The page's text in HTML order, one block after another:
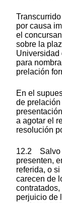
por causa
el
sobre la
Universidad
para
prelación
En el
de
a agotar el
resolución
12.2 Salvo
presenten,
referida, o
carecen de
perjuicio de